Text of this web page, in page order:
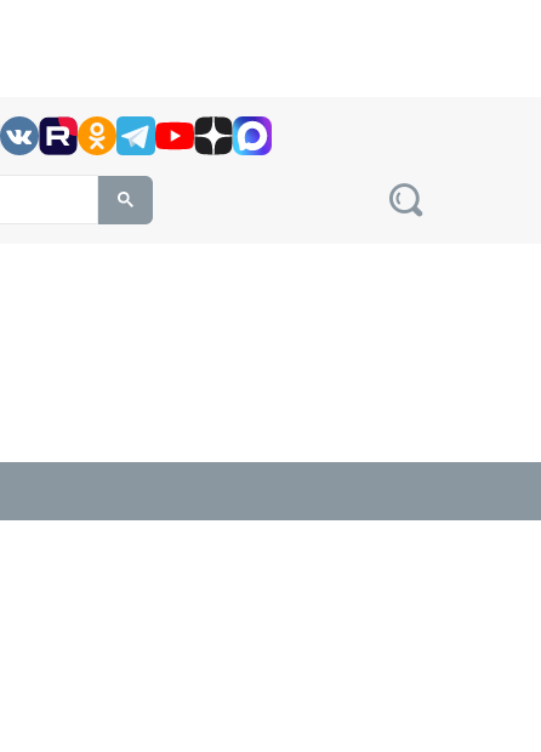
this site, enter a search term